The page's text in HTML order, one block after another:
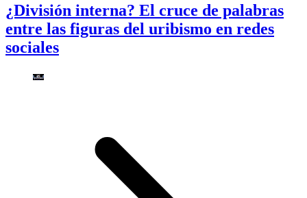
¿División interna? El cruce de palabras
entre las figuras del uribismo en redes
sociales